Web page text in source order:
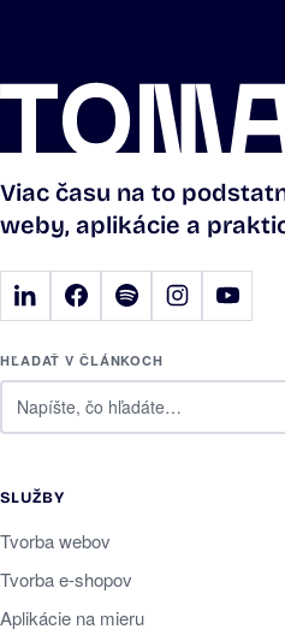
Viac času na to
weby, aplikácie a
HĽADAŤ V ČLÁNKOCH
SLUŽBY
Tvorba webov
Tvorba e-shopov
Aplikácie na mieru